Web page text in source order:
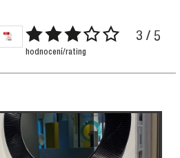
3 / 5
hodnocení/rating